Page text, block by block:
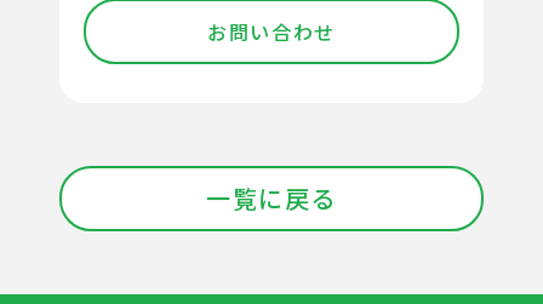
お問い合わせ
一覧に戻る